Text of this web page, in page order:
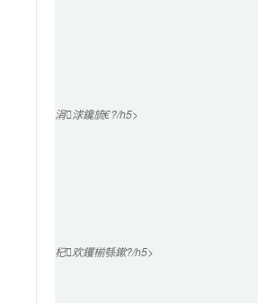
涓浗鑱旈€?/h5>
杞欢钁椾綔鏉?/h5>